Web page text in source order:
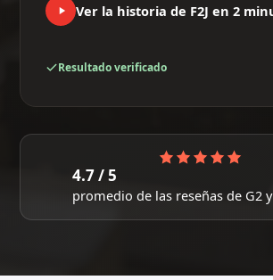
Ver la historia de F2J en 2
Resultado verificado
4.7 / 5
promedio de las reseñas de G2